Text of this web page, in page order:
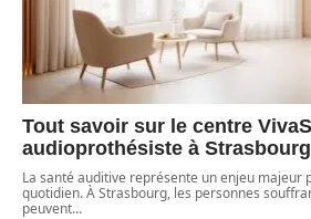
Tout savoir sur le centre
audioprothésiste à Strasbourg
La santé auditive représente un enjeu majeur
quotidien. À Strasbourg, les personnes
peuvent…